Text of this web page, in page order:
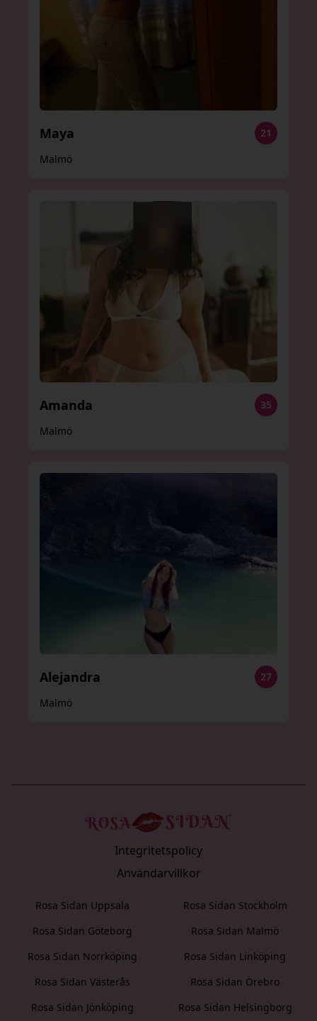
Maya
21
Malmö
Amanda
35
Malmö
Alejandra
27
Malmö
Integritetspolicy
Användarvillkor
Rosa Sidan Uppsala
Rosa Sidan Stockholm
Rosa Sidan Göteborg
Rosa Sidan Malmö
Rosa Sidan Norrköping
Rosa Sidan Linköping
Rosa Sidan Västerås
Rosa Sidan Örebro
Rosa Sidan Jönköping
Rosa Sidan Helsingborg